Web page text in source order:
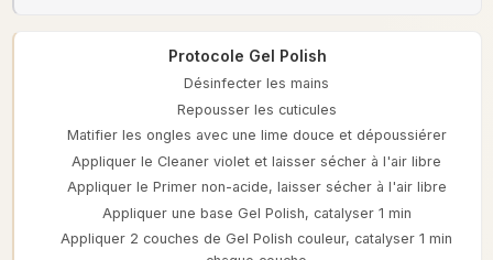
Protocole Gel Polish
Désinfecter les mains
Repousser les cuticules
Matifier les ongles avec une lime douce et dépoussiérer
Appliquer le Cleaner violet et laisser sécher à l'air libre
Appliquer le Primer non-acide, laisser sécher à l'air libre
Appliquer une base Gel Polish, catalyser 1 min
Appliquer 2 couches de Gel Polish couleur, catalyser 1 min